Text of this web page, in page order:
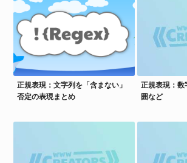
正規表現：文字列を「含まない」
否定の表現まとめ
正規表現：数
囲など